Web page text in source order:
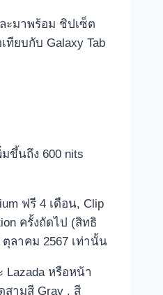
ะมาพร้อม ชิปเซ็ต
ทียบกับ Galaxy Tab
ขึ้นถึง 600 nits
ฟรี 4 เดือน, Clip
ครั้งถัดไป (สิทธิ
ลาคม 2567 เท่านั้น
Lazada หรือหน้า
สามสี Gray , สี